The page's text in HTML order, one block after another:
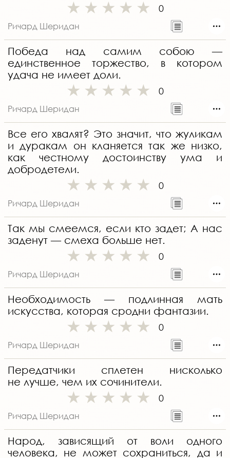
0
Ричард Шеридан
Победа над самим собою —
единственное торжество, в котором
удача не имеет доли.
0
Ричард Шеридан
Все его хвалят? Это значит, что жуликам
и дуракам он кланяется так же низко,
как честному достоинству ума и
добродетели.
0
Ричард Шеридан
Так мы смеемся, если кто задет; А нас
заденут — смеха больше нет.
0
Ричард Шеридан
Необходимость — подлинная мать
искусства, которая сродни фантазии.
0
Ричард Шеридан
Передатчики сплетен нисколько
не лучше, чем их сочинители.
0
Ричард Шеридан
Народ, зависящий от воли одного
человека, не может сохраниться, да и